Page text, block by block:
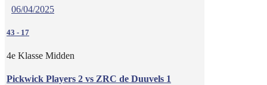
06/04/2025
43 - 17
4e Klasse Midden
Pickwick Players 2 vs ZRC de Duuvels 1